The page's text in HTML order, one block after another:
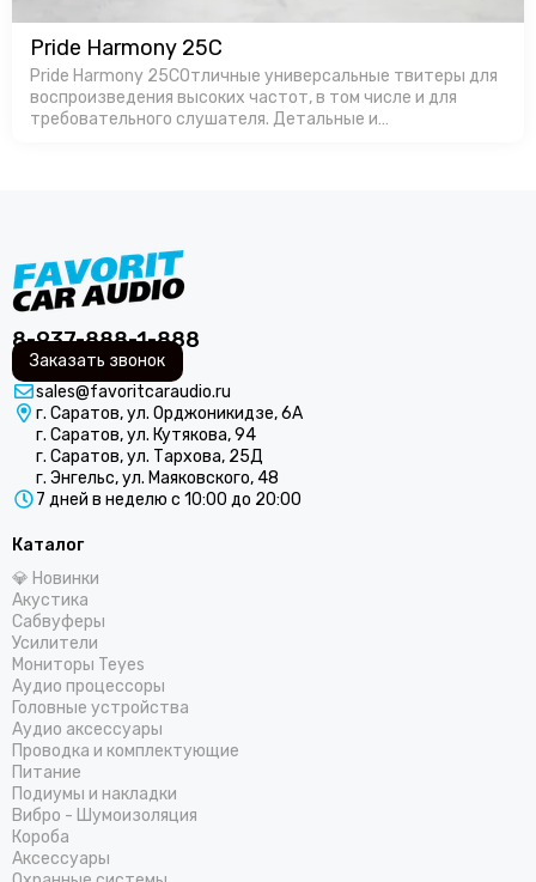
Pride Harmony 25C
Pride Harmony 25CОтличные универсальные твитеры для
воспроизведения высоких частот, в том числе и для
требовательного слушателя. Детальные и
8-937-888-1-888
Заказать звонок
sales@favoritcaraudio.ru
г. Саратов, ул. Орджоникидзе, 6А
г. Саратов, ул. Кутякова, 94
г. Саратов, ул. Тархова, 25Д
г. Энгельс, ул. Маяковского, 48
7 дней в неделю с 10:00 до 20:00
Каталог
💎 Новинки
Акустика
Сабвуферы
Усилители
Мониторы Teyes
Аудио процессоры
Головные устройства
Аудио аксессуары
Проводка и комплектующие
Питание
Подиумы и накладки
Вибро - Шумоизоляция
Короба
Аксессуары